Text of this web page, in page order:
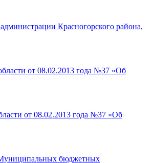
Красногорского района,
от 08.02.2013 года №37 «Об
от 08.02.2013 года №37 «Об
Муниципальных бюджетных